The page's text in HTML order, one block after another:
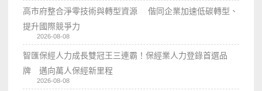
高市府整合淨零技術與轉型資源 偕同企業加速低碳轉型、
提升國際競爭力
2026-08-08
智匯保經人力成長雙冠王三連霸！保經業人力登錄首選品
牌 邁向萬人保經新里程
2026-08-08